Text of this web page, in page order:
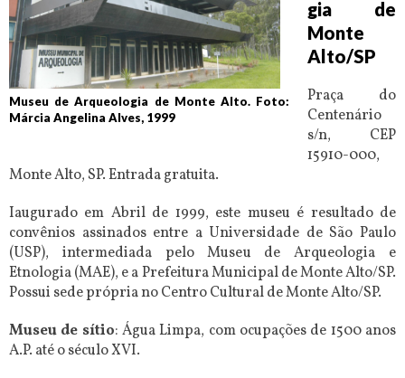
Museu de Arqueologia de Monte Alto. Foto:
Márcia Angelina Alves, 1999
gia de
Monte
Alto/SP
Praça do
Centenário
s/n, CEP
15910-000,
Monte Alto, SP. Entrada gratuita.
Iaugurado em Abril de 1999, este museu é resultado de
convênios assinados entre a Universidade de São Paulo
(USP), intermediada pelo Museu de Arqueologia e
Etnologia (MAE), e a Prefeitura Municipal de Monte Alto/SP.
Possui sede própria no Centro Cultural de Monte Alto/SP.
Museu de sítio: Água Limpa, com ocupações de 1500 anos
A.P. até o século XVI.